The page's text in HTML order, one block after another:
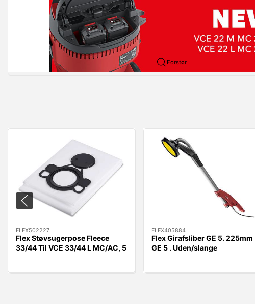
Forstør
FLEX502227
Flex Støvsugerpose Fleece
33/44 Til VCE 33/44 L MC/AC, 5
FLEX405884
Flex Girafsliber GE 5. 225mm
GE 5 . Uden/slange